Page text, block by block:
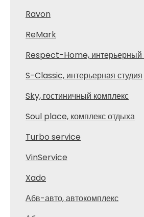
Ravon
ReMark
Respect-Home, интерьерный
S-Classic, интерьерная студия
Sky, гостиничный комплекс
Soul place, комплекс отдыха
Turbo service
VinService
Xado
Абв-авто, автокомплекс